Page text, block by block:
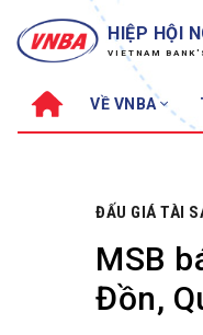
HIỆP HỘI
VIETNAM
VỀ VNBA
Sơ đồ tổ chức
Hội đồng Hiệp hội
Thường trực Hiệp
Cơ quan Thường
ĐẤU GIÁ TÀI
MSB
Đồn,